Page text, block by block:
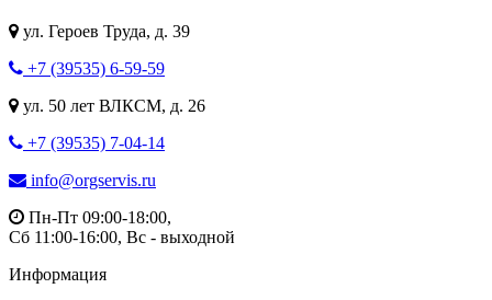
ул. Героев Труда, д. 39
+7 (39535) 6-59-59
ул. 50 лет ВЛКСМ, д. 26
+7 (39535) 7-04-14
info@orgservis.ru
Пн-Пт 09:00-18:00,
Сб 11:00-16:00, Вс - выходной
Информация